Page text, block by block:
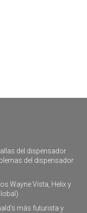
del dispensador
del dispensador
Wayne Vista, Helix y
más futurista y